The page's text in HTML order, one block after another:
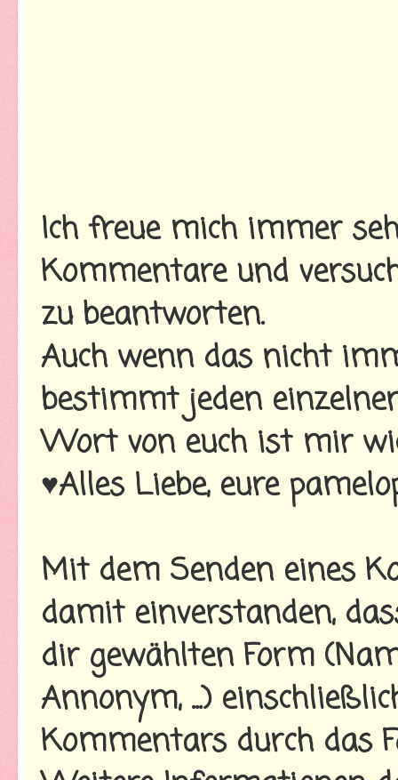
Ich freue mich immer
Kommentare und
zu beantworten.
Auch wenn das nicht
bestimmt jeden
Wort von euch ist mir
♥Alles Liebe, eure
Mit dem Senden eines
damit einverstanden,
dir gewählten Form
Annonym, ...)
Kommentars durch das